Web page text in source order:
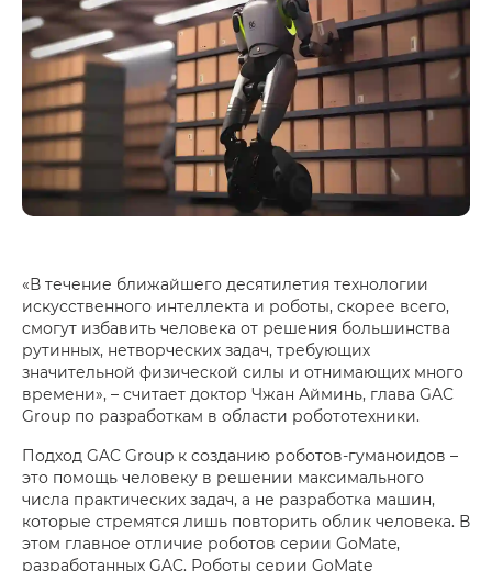
«В течение ближайшего десятилетия технологии
искусственного интеллекта и роботы, скорее всего,
смогут избавить человека от решения большинства
рутинных, нетворческих задач, требующих
значительной физической силы и отнимающих много
времени», – считает доктор Чжан Айминь, глава GAC
Group по разработкам в области робототехники.
Подход GAC Group к созданию роботов-гуманоидов –
это помощь человеку в решении максимального
числа практических задач, а не разработка машин,
которые стремятся лишь повторить облик человека. В
этом главное отличие роботов серии GoMate,
разработанных GAC. Роботы серии GoMate